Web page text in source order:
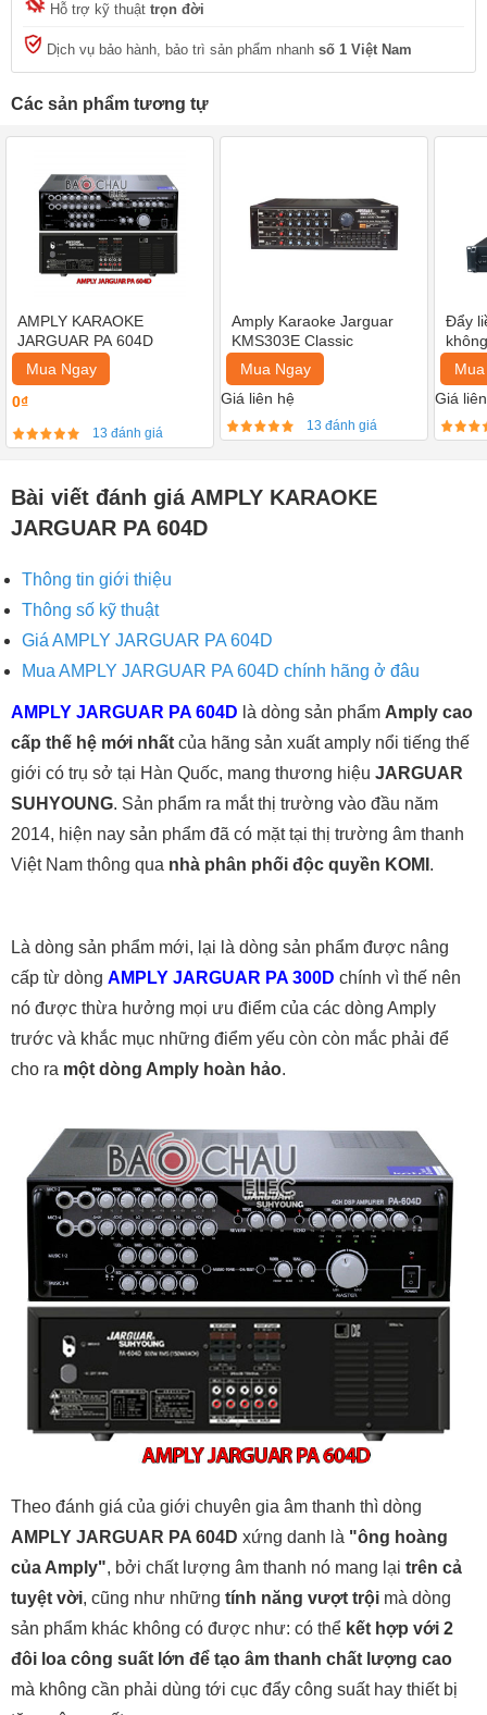
Hỗ trợ kỹ thuật trọn đời
Dịch vụ bảo hành, bảo trì sản phẩm nhanh số 1 Việt Nam
Các sản phẩm tương tự
AMPLY KARAOKE
JARGUAR PA 604D
Mua Ngay
0₫
13 đánh giá
Amply Karaoke Jarguar
KMS303E Classic
Mua Ngay
Giá liên hệ
13 đánh giá
Đẩy
Giá
Bài viết đánh giá AMPLY KARAOKE
JARGUAR PA 604D
Thông tin giới thiệu
Thông số kỹ thuật
Giá AMPLY JARGUAR PA 604D
Mua AMPLY JARGUAR PA 604D chính hãng ở đâu
AMPLY JARGUAR PA 604D là dòng sản phẩm Amply cao
cấp thế hệ mới nhất của hãng sản xuất amply nổi tiếng thế
giới có trụ sở tại Hàn Quốc, mang thương hiệu JARGUAR
SUHYOUNG. Sản phẩm ra mắt thị trường vào đầu năm
2014, hiện nay sản phẩm đã có mặt tại thị trường âm thanh
Việt Nam thông qua nhà phân phối độc quyền KOMI .
Là dòng sản phẩm mới, lại là dòng sản phẩm được nâng
cấp từ dòng AMPLY JARGUAR PA 300D chính vì thế nên
nó được thừa hưởng mọi ưu điểm của các dòng Amply
trước và khắc mục những điểm yếu còn còn mắc phải để
cho ra một dòng Amply hoàn hảo.
Theo đánh giá của giới chuyên gia âm thanh thì dòng
AMPLY JARGUAR PA 604D xứng danh là "ông hoàng
của Amply", bởi chất lượng âm thanh nó mang lại trên cả
tuyệt vời, cũng như những tính năng vượt trội mà dòng
sản phẩm khác không có được như: có thể kết hợp với 2
đôi loa công suất lớn để tạo âm thanh chất lượng cao
mà không cần phải dùng tới cục đẩy công suất hay thiết bị